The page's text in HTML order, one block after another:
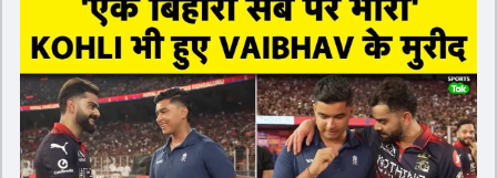
और बेंगलुरु के प्रदर्शन के साथ-साथ लक्ष्य का पीछा करने वाली टीमों की सफलता
के आंकड़ों का भी विश्लेषण किया गया है।